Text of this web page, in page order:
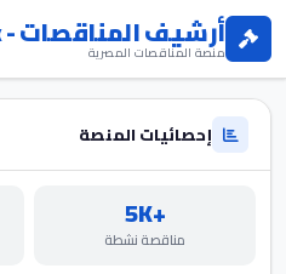
أرشيف المناقصات - BidBook
منصة المناقصات المصرية
إحصائيات المنصة
+5K
مناقصة نشطة